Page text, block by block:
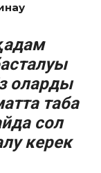
оларды
таба
сол
керек